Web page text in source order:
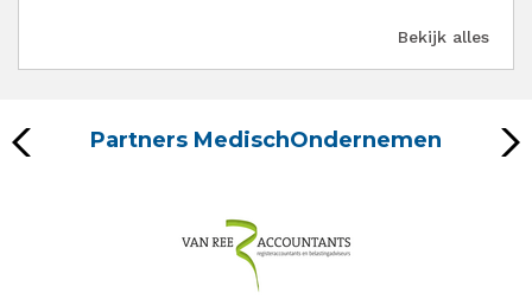
Bekijk alles
Partners MedischOndernemen